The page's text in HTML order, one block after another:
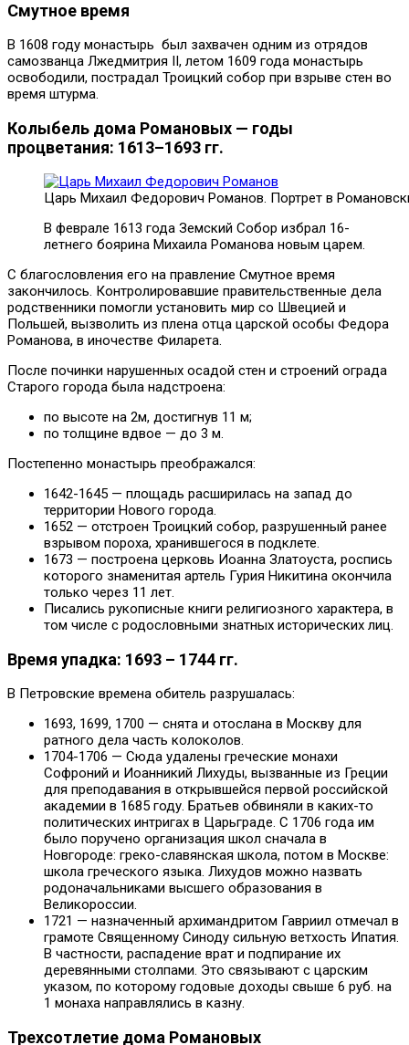
Смутное время
В 1608 году монастырь был захвачен одним из отрядов
самозванца Лжедмитрия II, летом 1609 года монастырь
освободили, пострадал Троицкий собор при взрыве стен во
время штурма.
Колыбель дома Романовых — годы
процветания: 1613–1693 гг.
Царь Михаил Федорович Романов. Портрет в
В феврале 1613 года Земский Собор избрал 16-
летнего боярина Михаила Романова новым царем.
С благословления его на правление Смутное время
закончилось. Контролировавшие правительственные дела
родственники помогли установить мир со Швецией и
Польшей, вызволить из плена отца царской особы Федора
Романова, в иночестве Филарета.
После починки нарушенных осадой стен и строений ограда
Старого города была надстроена:
по высоте на 2м, достигнув 11 м;
по толщине вдвое — до 3 м.
Постепенно монастырь преображался:
1642-1645 — площадь расширилась на запад до
территории Нового города.
1652 — отстроен Троицкий собор, разрушенный ранее
взрывом пороха, хранившегося в подклете.
1673 — построена церковь Иоанна Златоуста, роспись
которого знаменитая артель Гурия Никитина окончила
только через 11 лет.
Писались рукописные книги религиозного характера, в
том числе с родословными знатных исторических лиц.
Время упадка: 1693 – 1744 гг.
В Петровские времена обитель разрушалась:
1693, 1699, 1700 — снята и отослана в Москву для
ратного дела часть колоколов.
1704-1706 — Сюда удалены греческие монахи
Софроний и Иоанникий Лихуды, вызванные из Греции
для преподавания в открывшейся первой российской
академии в 1685 году. Братьев обвиняли в каких-то
политических интригах в Царьграде. С 1706 года им
было поручено организация школ сначала в
Новгороде: греко-славянская школа, потом в Москве:
школа греческого языка. Лихудов можно назвать
родоначальниками высшего образования в
Великороссии.
1721 — назначенный архимандритом Гавриил отмечал в
грамоте Священному Синоду сильную ветхость Ипатия.
В частности, распадение врат и подпирание их
деревянными столпами. Это связывают с царским
указом, по которому годовые доходы свыше 6 руб. на
1 монаха направлялись в казну.
Трехсотлетие дома Романовых